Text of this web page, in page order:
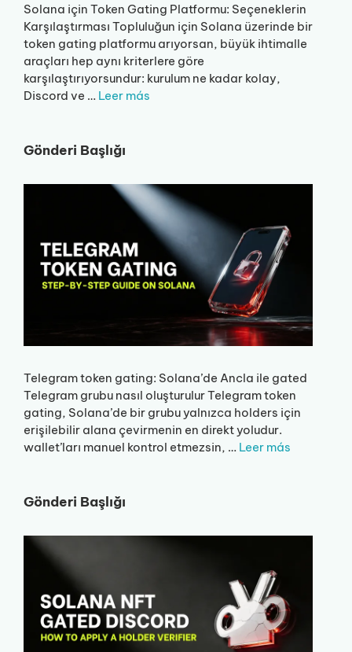
Solana için Token Gating Platformu: Seçeneklerin
Karşılaştırması Topluluğun için Solana üzerinde bir
token gating platformu arıyorsan, büyük ihtimalle
araçları hep aynı kriterlere göre
karşılaştırıyorsundur: kurulum ne kadar kolay,
Discord ve … Leer más
Gönderi Başlığı
Telegram token gating: Solana’de Ancla ile gated
Telegram grubu nasıl oluşturulur Telegram token
gating, Solana’de bir grubu yalnızca holders için
erişilebilir alana çevirmenin en direkt yoludur.
wallet’ları manuel kontrol etmezsin, … Leer más
Gönderi Başlığı